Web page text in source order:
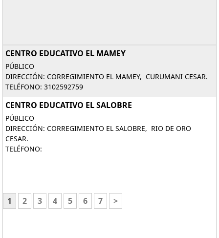
CENTRO EDUCATIVO EL MAMEY
PÚBLICO
DIRECCIÓN: CORREGIMIENTO EL MAMEY, CURUMANI CESAR.
TELÉFONO: 3102592759
CENTRO EDUCATIVO EL SALOBRE
PÚBLICO
DIRECCIÓN: CORREGIMIENTO EL SALOBRE, RIO DE ORO
CESAR.
TELÉFONO:
1 2 3 4 5 6 7 >